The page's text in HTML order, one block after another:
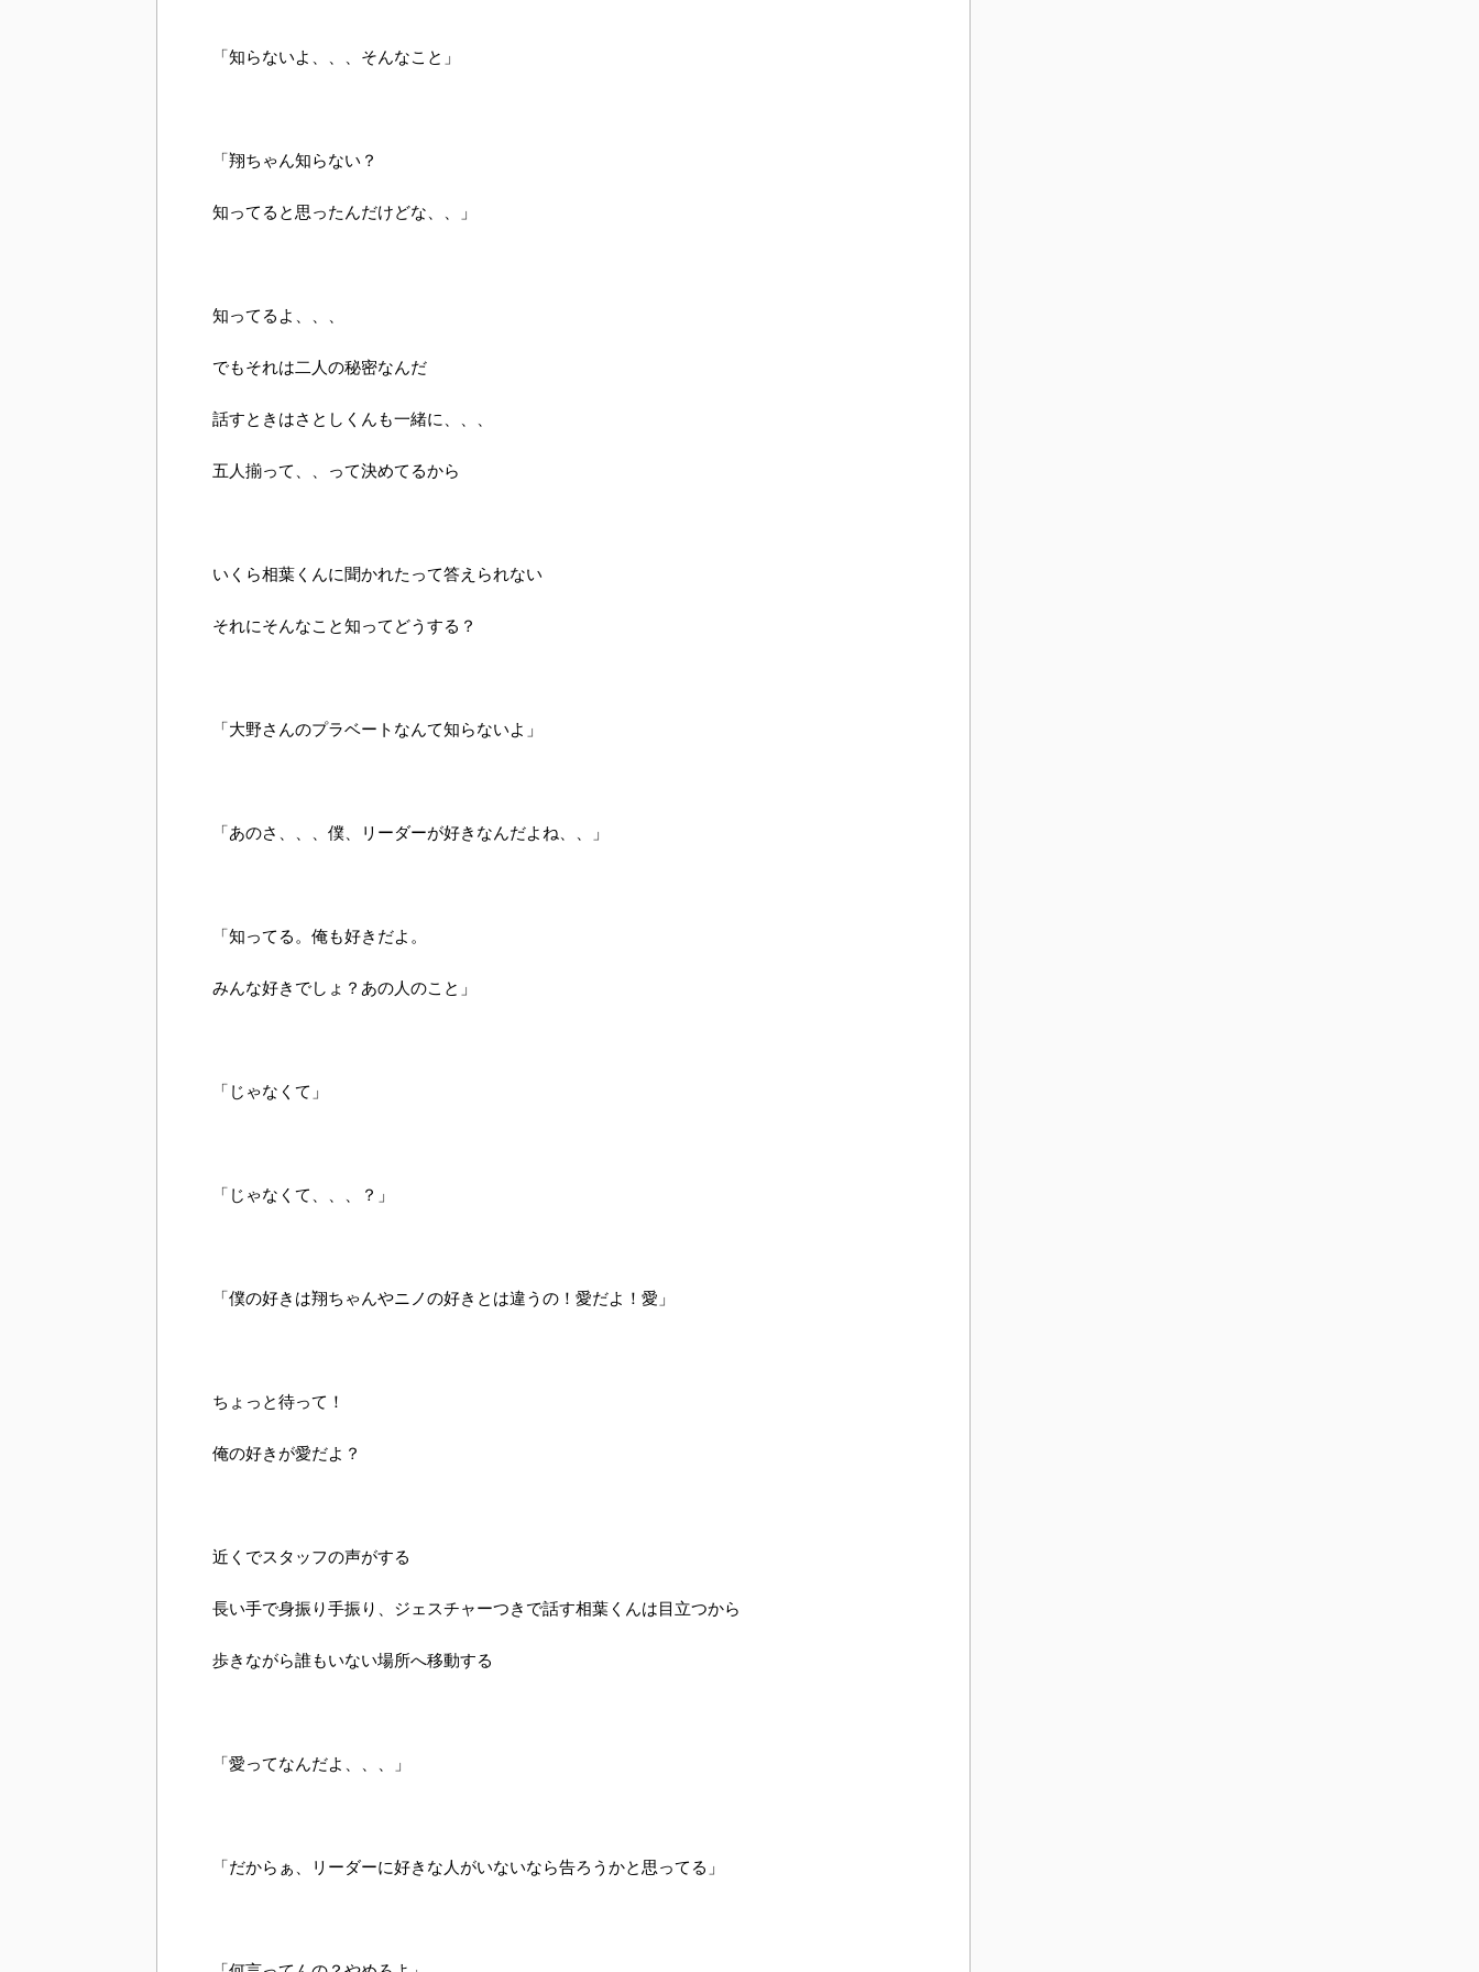
「知らないよ、、、そんなこと」
「翔ちゃん知らない？
知ってると思ったんだけどな、、」
知ってるよ、、、
でもそれは二人の秘密なんだ
話すときはさとしくんも一緒に、、、
五人揃って、、って決めてるから
いくら相葉くんに聞かれたって答えられない
それにそんなこと知ってどうする？
「大野さんのプラベートなんて知らないよ」
「あのさ、、、僕、リーダーが好きなんだよね、、」
「知ってる。俺も好きだよ。
みんな好きでしょ？あの人のこと」
「じゃなくて」
「じゃなくて、、、？」
「僕の好きは翔ちゃんやニノの好きとは違うの！愛だよ！愛」
ちょっと待って！
俺の好きが愛だよ？
近くでスタッフの声がする
長い手で身振り手振り、ジェスチャーつきで話す相葉くんは目立つから
歩きながら誰もいない場所へ移動する
「愛ってなんだよ、、、」
「だからぁ、リーダーに好きな人がいないなら告ろうかと思ってる」